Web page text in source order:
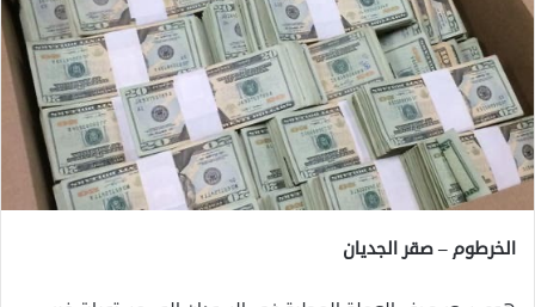
الخرطوم – صقر الجديان